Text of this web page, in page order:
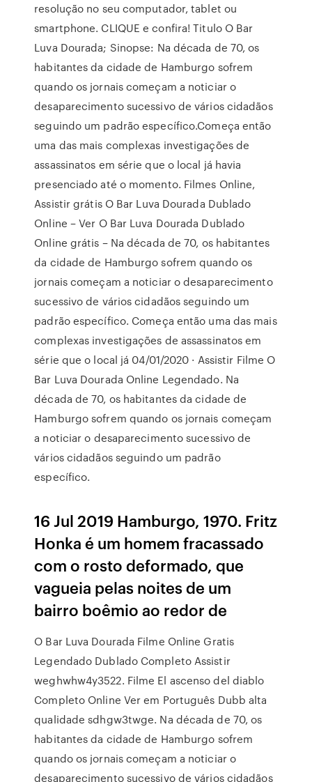
resolução no seu computador, tablet ou
smartphone. CLIQUE e confira! Titulo O Bar
Luva Dourada; Sinopse: Na década de 70, os
habitantes da cidade de Hamburgo sofrem
quando os jornais começam a noticiar o
desaparecimento sucessivo de vários cidadãos
seguindo um padrão específico.Começa então
uma das mais complexas investigações de
assassinatos em série que o local já havia
presenciado até o momento. Filmes Online,
Assistir grátis O Bar Luva Dourada Dublado
Online – Ver O Bar Luva Dourada Dublado
Online grátis – Na década de 70, os habitantes
da cidade de Hamburgo sofrem quando os
jornais começam a noticiar o desaparecimento
sucessivo de vários cidadãos seguindo um
padrão específico. Começa então uma das mais
complexas investigações de assassinatos em
série que o local já 04/01/2020 · Assistir Filme O
Bar Luva Dourada Online Legendado. Na
década de 70, os habitantes da cidade de
Hamburgo sofrem quando os jornais começam
a noticiar o desaparecimento sucessivo de
vários cidadãos seguindo um padrão
específico.
16 Jul 2019 Hamburgo, 1970. Fritz
Honka é um homem fracassado
com o rosto deformado, que
vagueia pelas noites de um
bairro boêmio ao redor de
O Bar Luva Dourada Filme Online Gratis
Legendado Dublado Completo Assistir
weghwhw4y3522. Filme El ascenso del diablo
Completo Online Ver em Português Dubb alta
qualidade sdhgw3twge. Na década de 70, os
habitantes da cidade de Hamburgo sofrem
quando os jornais começam a noticiar o
desaparecimento sucessivo de vários cidadãos